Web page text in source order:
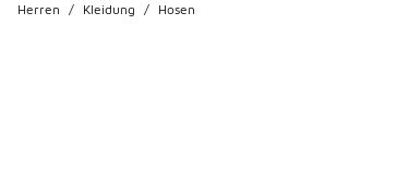
Herren / Kleidung / Hosen